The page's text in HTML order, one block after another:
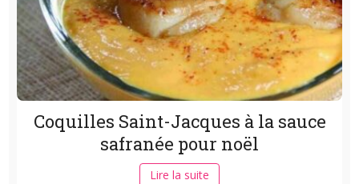
Coquilles Saint-Jacques à la sauce
safranée pour noël
Lire la suite